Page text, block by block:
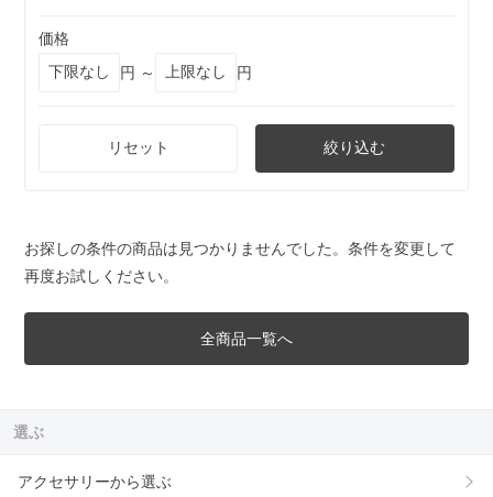
価格
円 ～
円
リセット 絞り込む
お探しの条件の商品は見つかりませんでした。条件を変更して
再度お試しください。
全商品一覧へ
選ぶ
アクセサリーから選ぶ